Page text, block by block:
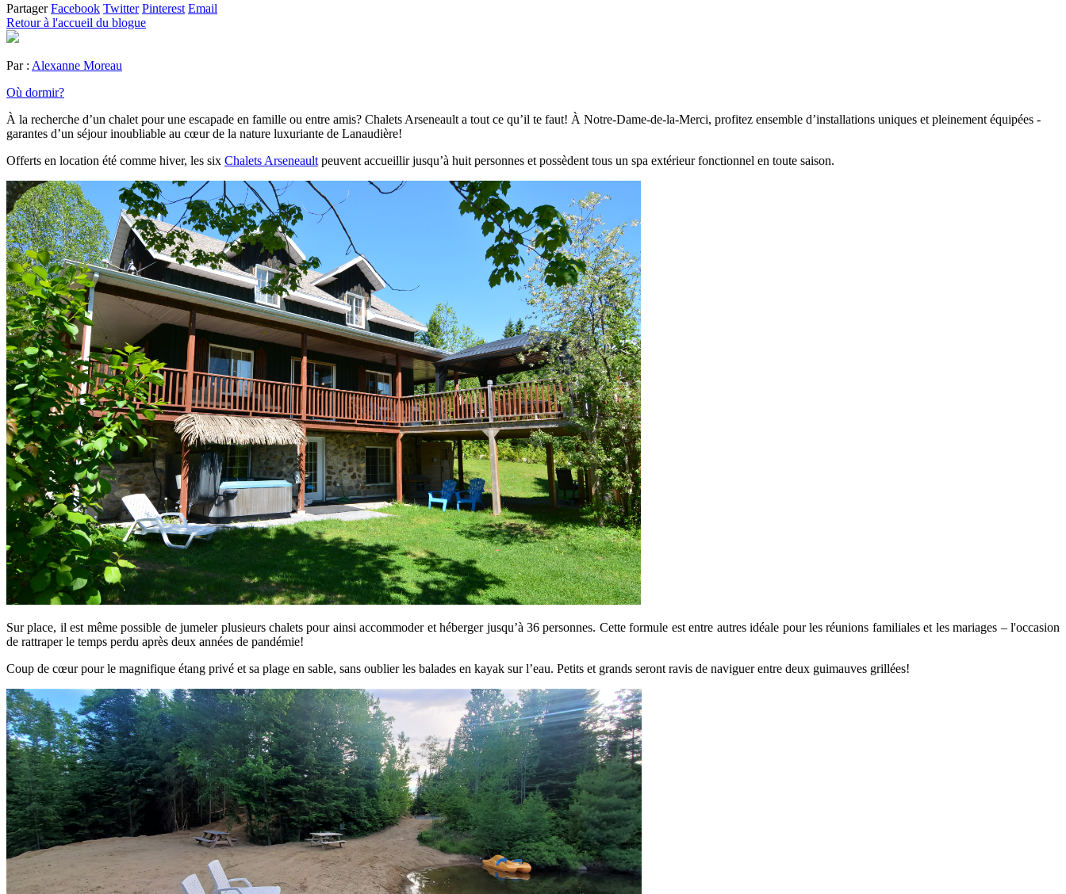
Partager Facebook Twitter Pinterest Email
Retour à l'accueil du blogue
Par : Alexanne Moreau
Où dormir?
À la recherche d’un chalet pour une escapade en famille ou entre amis? Chalets Arseneault a tout ce qu’il te faut! À Notre-Dame-de-la-Merci, profitez ensemble d’installations uniques et pleinement équipées -
garantes d’un séjour inoubliable au cœur de la nature luxuriante de Lanaudière!
Offerts en location été comme hiver, les six Chalets Arseneault peuvent accueillir jusqu’à huit personnes et possèdent tous un spa extérieur fonctionnel en toute saison.
Sur place, il est même possible de jumeler plusieurs chalets pour ainsi accommoder et héberger jusqu’à 36 personnes. Cette formule est entre autres idéale pour les réunions familiales et les mariages – l'occasion
de rattraper le temps perdu après deux années de pandémie!
Coup de cœur pour le magnifique étang privé et sa plage en sable, sans oublier les balades en kayak sur l’eau. Petits et grands seront ravis de naviguer entre deux guimauves grillées!